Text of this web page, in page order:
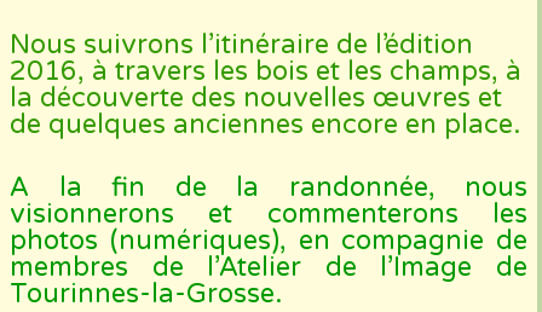
Nous suivrons l’itinéraire de l’édition
2016, à travers les bois et les champs, à
la découverte des nouvelles œuvres et
de quelques anciennes encore en place.
A la fin de la randonnée, nous
visionnerons et commenterons les
photos (numériques), en compagnie de
membres de l’Atelier de l’Image de
Tourinnes-la-Grosse.